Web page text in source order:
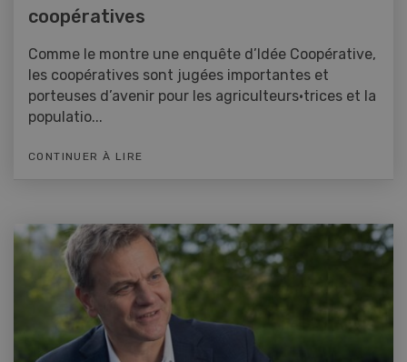
coopératives
Comme le montre une enquête d’Idée Coopérative,
les coopératives sont jugées importantes et
porteuses d’avenir pour les agriculteurs·trices et la
populatio...
CONTINUER À LIRE